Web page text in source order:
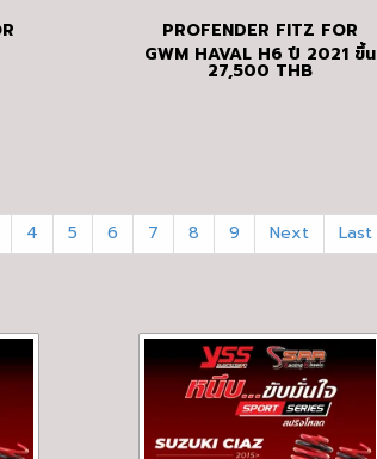
PROFENDER FITZ FOR
GWM HAVAL H6 ปี 2021 ขึ้น
ไป
27,500 THB
4 5 6 7 8 9 Next Last